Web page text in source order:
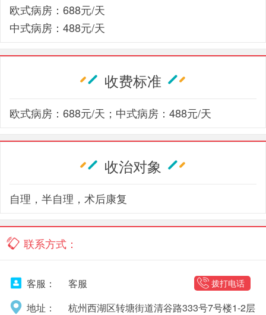
欧式病房：688元/天
中式病房：488元/天
收费标准
欧式病房：688元/天；中式病房：488元/天
收治对象
自理，半自理，术后康复
联系方式：
客服： 拨打电话
客服
地址：
杭州西湖区转塘街道清谷路333号7号楼1-2层